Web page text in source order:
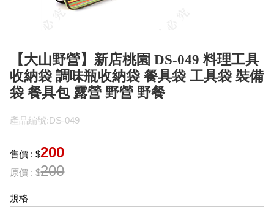
【大山野營】新店桃園 DS-049 料理工具
收納袋 調味瓶收納袋 餐具袋 工具袋 裝備
袋 餐具包 露營 野營 野餐
產品編號:DS-049
售價 : $200
原價 : $200
規格